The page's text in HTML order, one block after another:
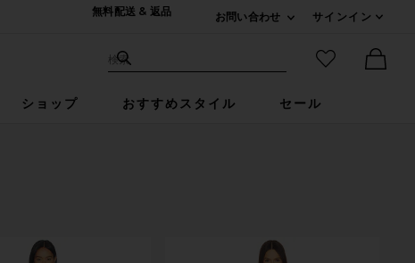
無料配送 & 返品
お問い合わせ
サインイン
サイト検索
検索
お気に入り
ショップ おすすめスタイル セール